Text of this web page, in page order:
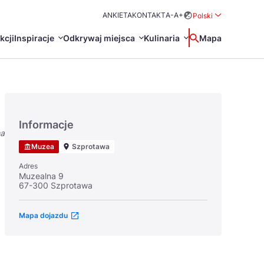
ANKIETAKONTAKTA-A+
Polski
Inspiracje Odkrywaj miejsca
Turystyczne
Kulinaria Wyszukaj
Mapa
日本語
Svenska
Informacje
Muzea Szprotawa
Adres
Muzealna 9
67-300 Szprotawa
Mapa dojazdu